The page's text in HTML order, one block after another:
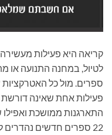
קריאה היא פעילות מעשירה
לטיול, במחנה התנועה או
ספרים. מול כל האטרקציות
פעילות אחת שאינה דורשת
התארגנות ממושכת
22 ספרים חדשים נהדרים